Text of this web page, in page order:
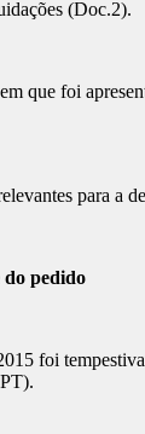
(Doc.2).
que foi
para a
pedido
foi